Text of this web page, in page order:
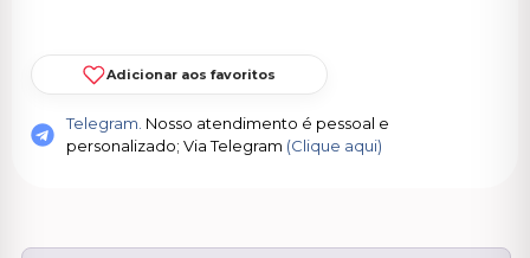
Adicionar aos favoritos
Telegram. Nosso atendimento é pessoal e
personalizado; Via Telegram (Clique aqui)